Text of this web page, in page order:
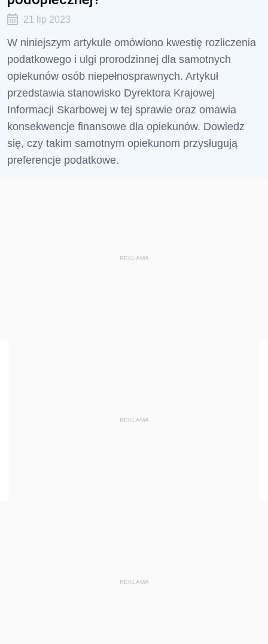
21 lip 2023
W niniejszym artykule omówiono kwestię rozliczenia
podatkowego i ulgi prorodzinnej dla samotnych
opiekunów osób niepełnosprawnych. Artykuł
przedstawia stanowisko Dyrektora Krajowej
Informacji Skarbowej w tej sprawie oraz omawia
konsekwencje finansowe dla opiekunów. Dowiedz
się, czy takim samotnym opiekunom przysługują
preferencje podatkowe.
REKLAMA
REKLAMA
REKLAMA